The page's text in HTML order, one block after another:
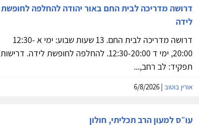
דרושה מדריכה לבית החם באור יהודה להחלפה לחופשת
לידה
דרושה מדריכה לבית החם. 13 שעות שבוע: ימי א 12:30-
20:00, ימי ד 12:30-20:00. להחלפה לחופשת לידה. דרישות
תפקיד: לב רחב,...
אורין בוטוב| 6/8/2026
עו״ס למעון הרב תכליתי, חולון